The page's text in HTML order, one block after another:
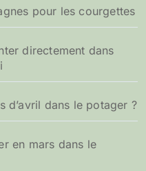
pour les courgettes
directement dans
d’avril dans le potager ?
en mars dans le